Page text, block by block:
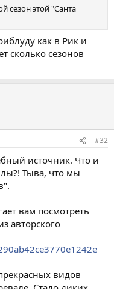
сезон этой "Санта
как в Рик и
сколько сезонов
#32
источник. Что и
Тыва, что мы
вам посмотреть
авторского
видов